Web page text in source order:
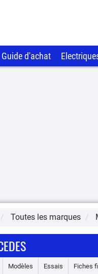
Guide d'achat
Toutes les marques
Modèles Essais Fiches